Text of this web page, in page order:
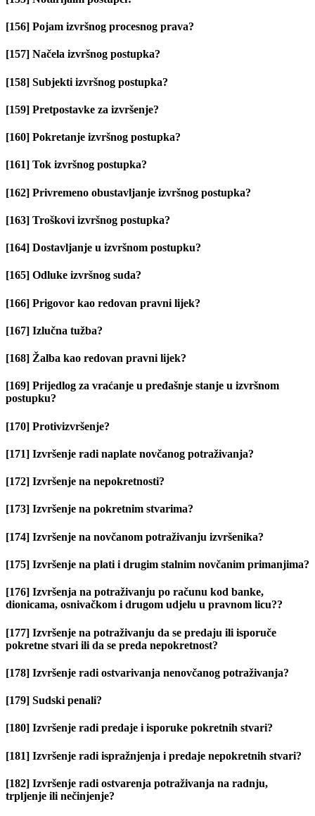
[156] Pojam izvršnog procesnog prava?
[157] Načela izvršnog postupka?
[158] Subjekti izvršnog postupka?
[159] Pretpostavke za izvršenje?
[160] Pokretanje izvršnog postupka?
[161] Tok izvršnog postupka?
[162] Privremeno obustavljanje izvršnog postupka?
[163] Troškovi izvršnog postupka?
[164] Dostavljanje u izvršnom postupku?
[165] Odluke izvršnog suda?
[166] Prigovor kao redovan pravni lijek?
[167] Izlučna tužba?
[168] Žalba kao redovan pravni lijek?
[169] Prijedlog za vraćanje u pređašnje stanje u izvršnom
postupku?
[170] Protivizvršenje?
[171] Izvršenje radi naplate novčanog potraživanja?
[172] Izvršenje na nepokretnosti?
[173] Izvršenje na pokretnim stvarima?
[174] Izvršenje na novčanom potraživanju izvršenika?
[175] Izvršenje na plati i drugim stalnim novčanim primanjima?
[176] Izvršenja na potraživanju po računu kod banke,
dionicama, osnivačkom i drugom udjelu u pravnom licu??
[177] Izvršenje na potraživanju da se predaju ili isporuče
pokretne stvari ili da se preda nepokretnost?
[178] Izvršenje radi ostvarivanja nenovčanog potraživanja?
[179] Sudski penali?
[180] Izvršenje radi predaje i isporuke pokretnih stvari?
[181] Izvršenje radi ispražnjenja i predaje nepokretnih stvari?
[182] Izvršenje radi ostvarenja potraživanja na radnju,
trpljenje ili nečinjenje?